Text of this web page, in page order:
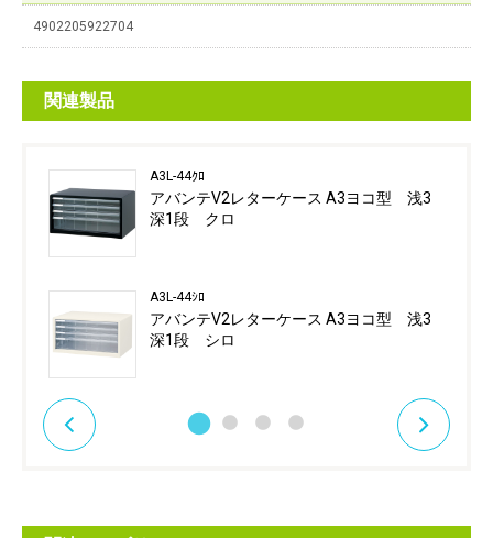
4902205922704
関連製品
A3L-44ｸﾛ
アバンテV2レターケース A3ヨコ型 浅3
深1段 クロ
A3L-44ｼﾛ
アバンテV2レターケース A3ヨコ型 浅3
深1段 シロ